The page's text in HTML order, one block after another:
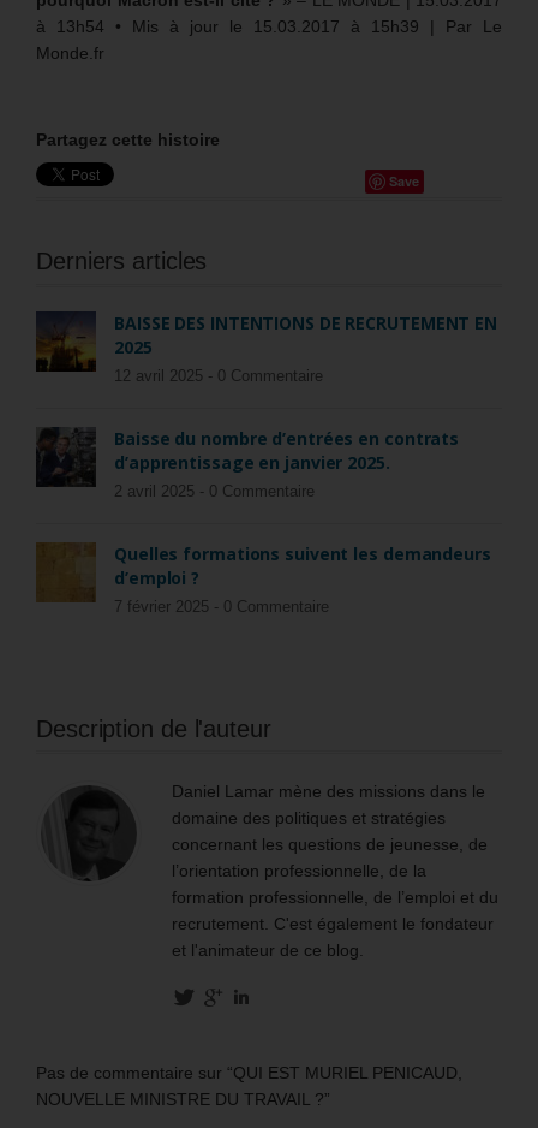
à 13h54 • Mis à jour le 15.03.2017 à 15h39 | Par Le
Monde.fr
Partagez cette histoire
Save
Derniers articles
BAISSE DES INTENTIONS DE RECRUTEMENT EN
2025
12 avril 2025 - 0 Commentaire
Baisse du nombre d’entrées en contrats
d’apprentissage en janvier 2025.
2 avril 2025 - 0 Commentaire
Quelles formations suivent les demandeurs
d’emploi ?
7 février 2025 - 0 Commentaire
Description de l'auteur
Daniel Lamar mène des missions dans le
domaine des politiques et stratégies
concernant les questions de jeunesse, de
l’orientation professionnelle, de la
formation professionnelle, de l’emploi et du
recrutement. C'est également le fondateur
et l'animateur de ce blog.
Pas de commentaire sur “QUI EST MURIEL PENICAUD,
NOUVELLE MINISTRE DU TRAVAIL ?”